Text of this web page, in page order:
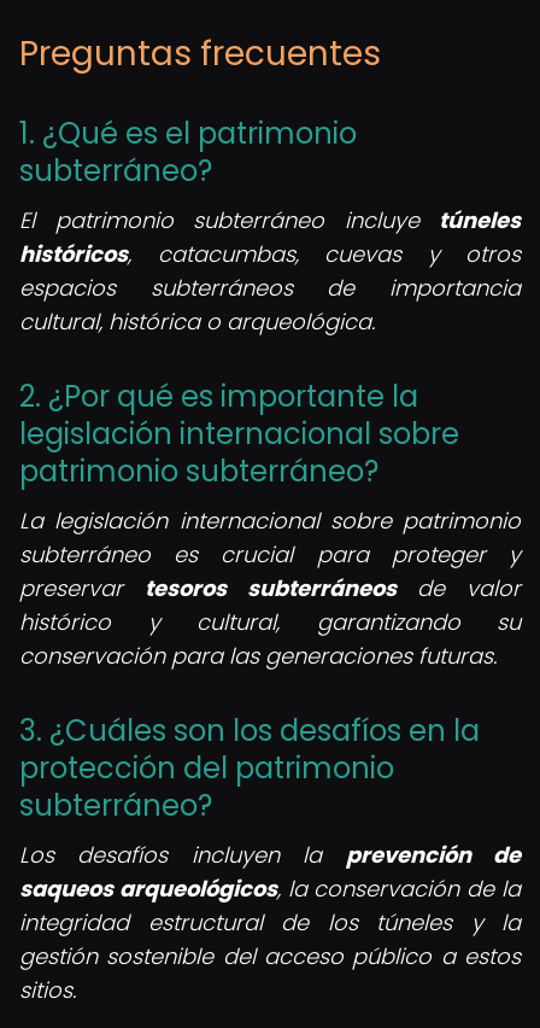
Preguntas frecuentes
1. ¿Qué es el patrimonio
subterráneo?
El patrimonio subterráneo incluye túneles
históricos, catacumbas, cuevas y otros
espacios subterráneos de importancia
cultural, histórica o arqueológica.
2. ¿Por qué es importante la
legislación internacional sobre
patrimonio subterráneo?
La legislación internacional sobre patrimonio
subterráneo es crucial para proteger y
preservar tesoros subterráneosde valor
histórico y cultural, garantizando su
conservación para las generaciones futuras.
3. ¿Cuáles son los desafíos en la
protección del patrimonio
subterráneo?
Los desafíos incluyen la prevención de
saqueos arqueológicos, la conservación de la
integridad estructural de los túneles y la
gestión sostenible del acceso público a estos
sitios.